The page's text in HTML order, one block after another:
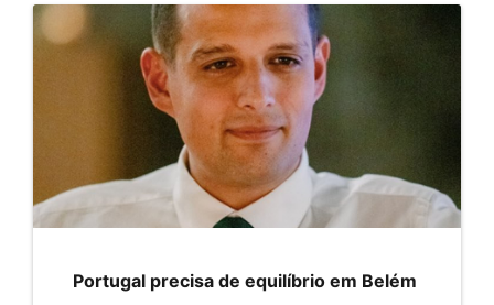
Portugal precisa de equilíbrio em Belém